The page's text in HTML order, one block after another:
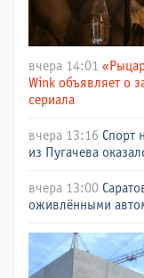
вчера 14:01
Wink объявляет о
сериала
вчера 13:16 Спорт
из Пугачева
вчера 13:00
оживлёнными